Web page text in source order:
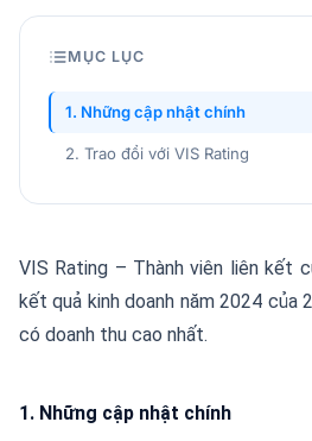
VIS Rating – Thành viên liên kết
kết quả kinh doanh năm 2024 của
có doanh thu cao nhất.
1. Những cập nhật chính
MỤC LỤC
1. Những cập nhật chính
2. Trao đổi với VIS Rating